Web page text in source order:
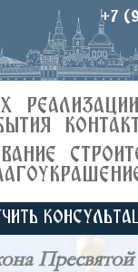
+7
РЕАЛИЗАЦИИ